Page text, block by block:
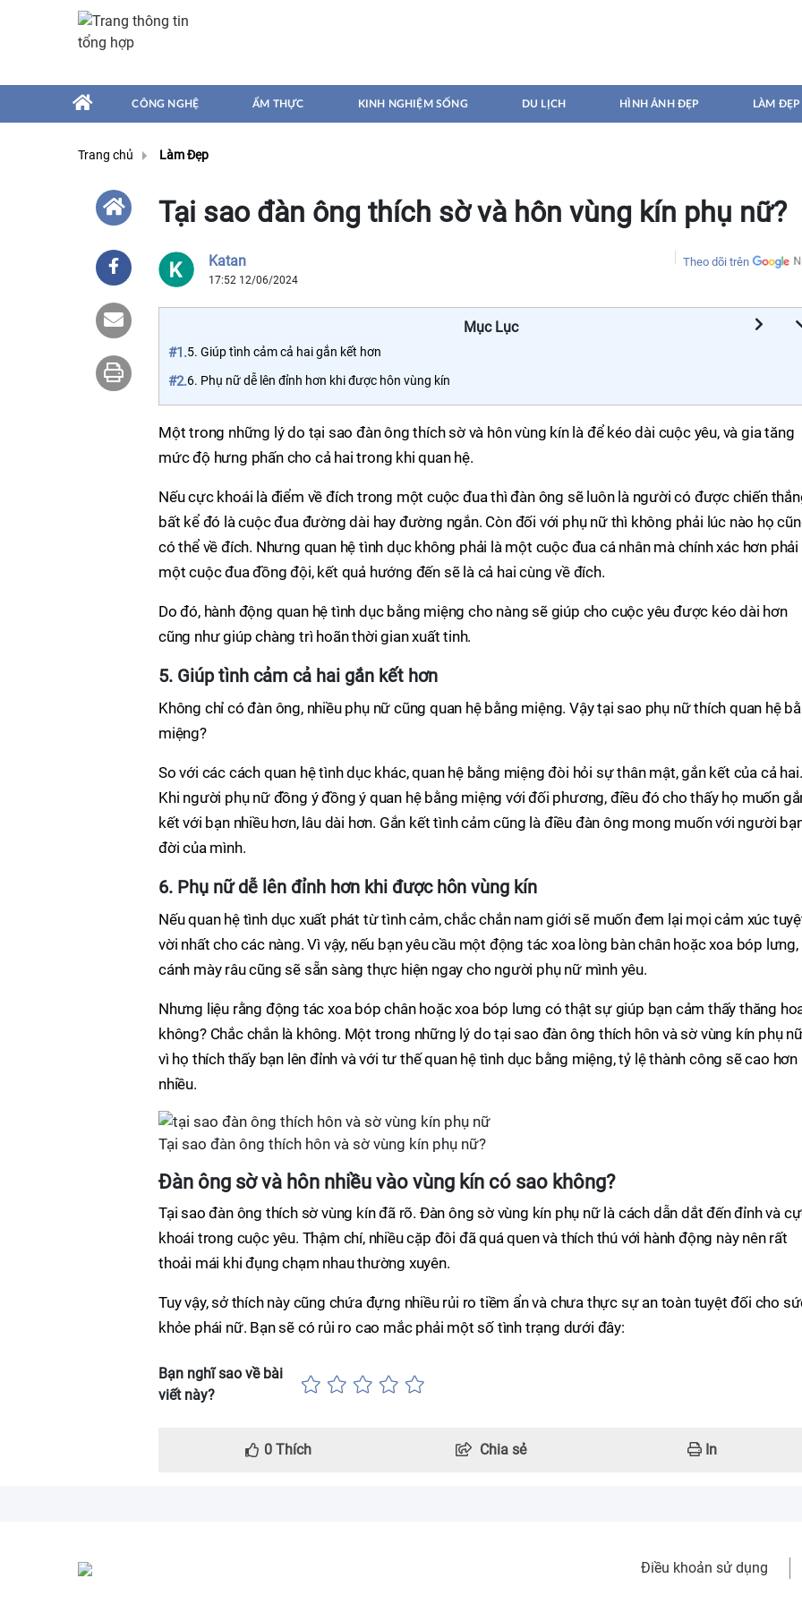
CÔNG NGHỆ ẨM THỰC KINH NGHIỆM SỐNG DU LỊCH HÌNH ẢNH ĐẸP LÀM ĐẸP
Trang chủ Làm Đẹp
Tại sao đàn ông thích sờ và hôn vùng kín phụ nữ?
Katan
17:52 12/06/2024
Theo dõi trên
Mục Lục
#1.5. Giúp tình cảm cả hai gắn kết hơn
#2.6. Phụ nữ dễ lên đỉnh hơn khi được hôn vùng kín
Một trong những lý do tại sao đàn ông thích sờ và hôn vùng kín là để kéo dài cuộc yêu, và gia tăng
mức độ hưng phấn cho cả hai trong khi quan hệ.
Nếu cực khoái là điểm về đích trong một cuộc đua thì đàn ông sẽ luôn là người có được chiến
bất kể đó là cuộc đua đường dài hay đường ngắn. Còn đối với phụ nữ thì không phải lúc nào họ
có thể về đích. Nhưng quan hệ tình dục không phải là một cuộc đua cá nhân mà chính xác hơn phải
một cuộc đua đồng đội, kết quả hướng đến sẽ là cả hai cùng về đích.
Do đó, hành động quan hệ tình dục bằng miệng cho nàng sẽ giúp cho cuộc yêu được kéo dài hơn
cũng như giúp chàng trì hoãn thời gian xuất tinh.
5. Giúp tình cảm cả hai gắn kết hơn
Không chỉ có đàn ông, nhiều phụ nữ cũng quan hệ bằng miệng. Vậy tại sao phụ nữ thích quan hệ
miệng?
So với các cách quan hệ tình dục khác, quan hệ bằng miệng đòi hỏi sự thân mật, gắn kết của cả hai.
Khi người phụ nữ đồng ý đồng ý quan hệ bằng miệng với đối phương, điều đó cho thấy họ muốn
kết với bạn nhiều hơn, lâu dài hơn. Gắn kết tình cảm cũng là điều đàn ông mong muốn với người
đời của mình.
6. Phụ nữ dễ lên đỉnh hơn khi được hôn vùng kín
Nếu quan hệ tình dục xuất phát từ tình cảm, chắc chắn nam giới sẽ muốn đem lại mọi cảm xúc
vời nhất cho các nàng. Vì vậy, nếu bạn yêu cầu một động tác xoa lòng bàn chân hoặc xoa bóp lưng,
cánh mày râu cũng sẽ sẵn sàng thực hiện ngay cho người phụ nữ mình yêu.
Nhưng liệu rằng động tác xoa bóp chân hoặc xoa bóp lưng có thật sự giúp bạn cảm thấy thăng
không? Chắc chắn là không. Một trong những lý do tại sao đàn ông thích hôn và sờ vùng kín phụ
vì họ thích thấy bạn lên đỉnh và với tư thế quan hệ tình dục bằng miệng, tỷ lệ thành công sẽ cao hơn
nhiều.
Tại sao đàn ông thích hôn và sờ vùng kín phụ nữ?
Đàn ông sờ và hôn nhiều vào vùng kín có sao không?
Tại sao đàn ông thích sờ vùng kín đã rõ. Đàn ông sờ vùng kín phụ nữ là cách dẫn dắt đến đỉnh và
khoái trong cuộc yêu. Thậm chí, nhiều cặp đôi đã quá quen và thích thú với hành động này nên rất
thoải mái khi đụng chạm nhau thường xuyên.
Tuy vậy, sở thích này cũng chứa đựng nhiều rủi ro tiềm ẩn và chưa thực sự an toàn tuyệt đối cho
khỏe phái nữ. Bạn sẽ có rủi ro cao mắc phải một số tình trạng dưới đây:
Bạn nghĩ sao về bài
viết này?
0 Thích Chia sẻ In
Điều khoản sử dụng